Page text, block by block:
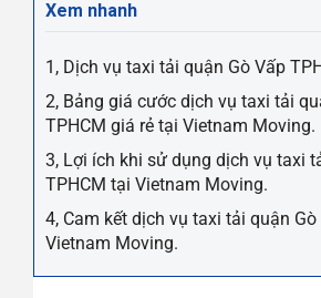
Xem nhanh
1, Dịch vụ taxi tải quận Gò Vấp
2, Bảng giá cước dịch vụ taxi tải
TPHCM giá rẻ tại Vietnam Moving.
3, Lợi ích khi sử dụng dịch vụ taxi
TPHCM tại Vietnam Moving.
4, Cam kết dịch vụ taxi tải quận
Vietnam Moving.